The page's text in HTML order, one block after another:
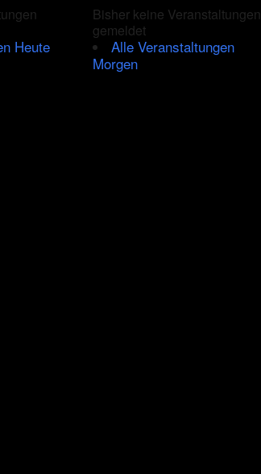
Heute
Bisher keine Veranstaltungen
gemeldet
Alle Veranstaltungen
Morgen